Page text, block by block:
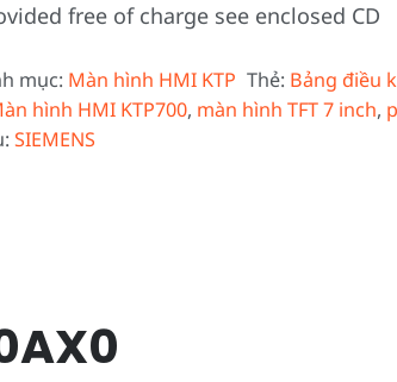
free of charge see enclosed CD
mục: Màn hình HMI KTP Thẻ: Bảng điều
hình HMI KTP700, màn hình TFT 7 inch,
SIEMENS